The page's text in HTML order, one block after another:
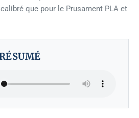
que pour le Prusament PLA et